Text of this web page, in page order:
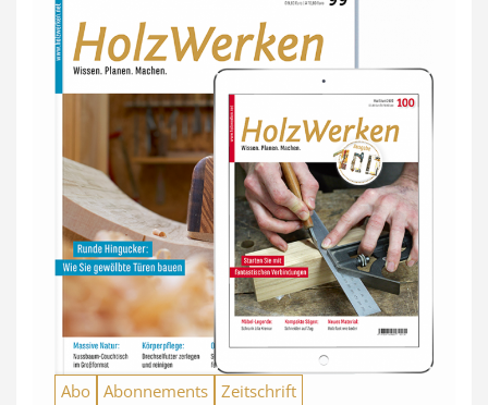
Abo Abonnements Zeitschrift